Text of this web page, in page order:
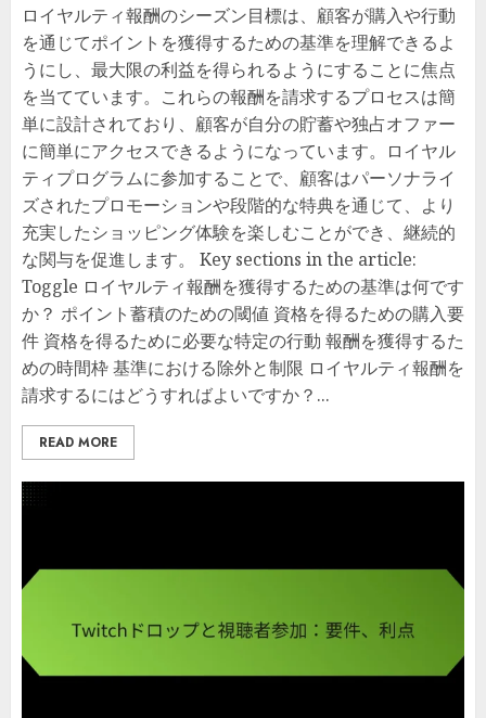
ロイヤルティ報酬のシーズン目標は、顧客が購入や行動
を通じてポイントを獲得するための基準を理解できるよ
うにし、最大限の利益を得られるようにすることに焦点
を当てています。これらの報酬を請求するプロセスは簡
単に設計されており、顧客が自分の貯蓄や独占オファー
に簡単にアクセスできるようになっています。ロイヤル
ティプログラムに参加することで、顧客はパーソナライ
ズされたプロモーションや段階的な特典を通じて、より
充実したショッピング体験を楽しむことができ、継続的
な関与を促進します。 Key sections in the article:
Toggle ロイヤルティ報酬を獲得するための基準は何です
か？ ポイント蓄積のための閾値 資格を得るための購入要
件 資格を得るために必要な特定の行動 報酬を獲得するた
めの時間枠 基準における除外と制限 ロイヤルティ報酬を
請求するにはどうすればよいですか？...
READ MORE